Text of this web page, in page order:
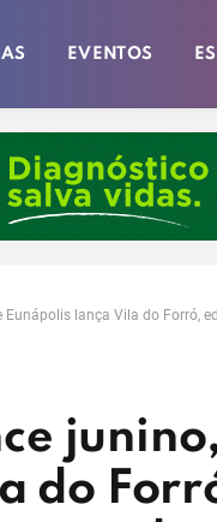
EVENTOS
lança Vila do Forró,
do